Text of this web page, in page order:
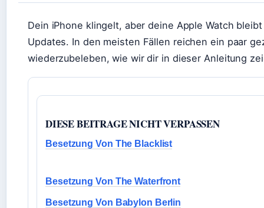
Dein iPhone klingelt, aber deine Apple Watch
Updates. In den meisten Fällen reichen ein paar
wiederzubeleben, wie wir dir in dieser Anleitung
DIESE BEITRAGE NICHT VERPASSEN
Besetzung Von The Blacklist
Besetzung Von The Waterfront
Besetzung Von Babylon Berlin